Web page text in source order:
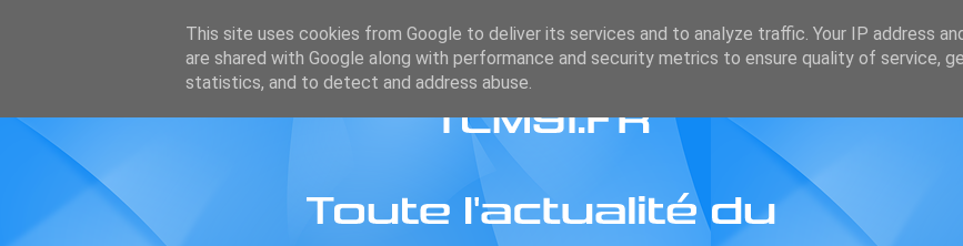
This site uses cookies from Google to deliver its services and to analyze traffic. Your IP address
are shared with Google along with performance and security metrics to ensure quality of service,
statistics, and to detect and address abuse.